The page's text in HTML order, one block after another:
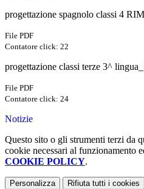
progettazione spagnolo classi 4
File PDF
Contatore click: 22
progettazione classi terze 3^
File PDF
Contatore click: 24
Notizie
Questo sito o gli strumenti terzi da
cookie necessari al funzionamento
COOKIE POLICY.
Personalizza Rifiuta tutti i cookies